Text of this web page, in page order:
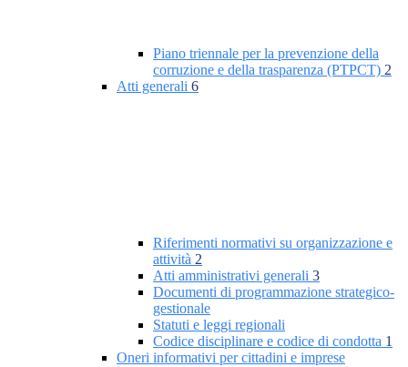
Piano triennale per la prevenzione della
corruzione e della trasparenza (PTPCT) 2
Atti generali 6
Riferimenti normativi su organizzazione e
attività 2
Atti amministrativi generali 3
Documenti di programmazione strategico-
gestionale
Statuti e leggi regionali
Codice disciplinare e codice di condotta 1
Oneri informativi per cittadini e imprese